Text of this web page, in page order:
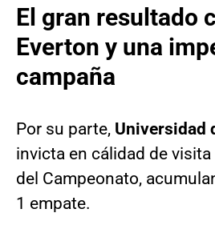
El gran resultado
Everton y una
campaña
Por su parte, Universidad
invicta en cálidad de
del Campeonato,
1 empate.